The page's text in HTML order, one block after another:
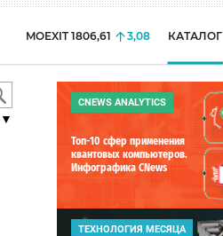
MOEXIT 1806,61 3,08 КАТАЛОГ
CNEWS ANALYTICS
Топ-10 сфер применения
квантовых компьютеров.
Инфографика CNews
ТЕХНОЛОГИЯ МЕСЯЦА